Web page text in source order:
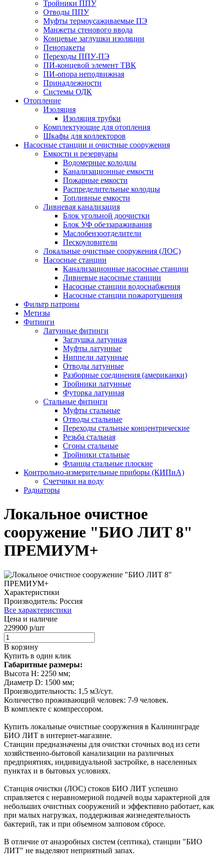
Тройники ППУ
Отводы ППУ
Муфты термоусаживаемые ПЭ
Манжеты стенового ввода
Концевые заглушки изоляции
Пенопакеты
Переходы ППУ-ПЭ
ПИ-концевой элемент ТВК
ПИ-опора неподвижная
Принадлежности
Системы ОДК
Отопление
Изоляция
Изоляция трубки
Комплектующие для отопления
Шкафы для коллекторов
Насосные станции и очистные сооружения
Емкости и резервуары
Водомерные колодцы
Канализационные емкости
Пожарные емкости
Распределительные колодцы
Топливные емкости
Ливневая канализация
Блок угольной доочистки
Блок УФ обеззараживания
Маслобензоотделители
Пескоуловители
Локальные очистные сооружения (ЛОС)
Насосные станции
Канализационные насосные станции
Ливневые насосные станции
Насосные станции водоснабжения
Насосные станции пожаротушения
Фильтр патроны
Метизы
Фитинги
Латунные фитинги
Заглушка латунная
Муфты латунные
Ниппели латунные
Отводы латунные
Разборные соединения (американки)
Тройники латунные
Футорка латунная
Стальные фитинги
Муфты стальные
Отводы стальные
Переходы стальные концентрические
Резьба стальная
Сгоны стальные
Тройники стальные
Фланцы стальные плоские
Контрольно-измерительные приборы (КИПиА)
Счетчики на воду
Радиаторы
Локальное очистное
сооружение "БИО ЛИТ 8"
ПРЕМИУМ+
Характеристики
Производитель: Россия
Все характеристики
Цена и наличие
229900 р/шт
В корзину
Купить в один клик
Габаритные размеры:
Высота H: 2250 мм;
Диаметр D: 1500 мм;
Производительность: 1,5 м3/сут.
Количество проживающий человек: 7-9 человек.
В комплекте с компрессором.
Купить локальные очистные сооружения в Калининграде
БИО ЛИТ в интернет-магазине.
Станции предназначены для очистки сточных вод из сети
хозяйственно-бытовой канализации на различных
предприятиях, индивидуальной застройке, в населенных
пунктах и в бытовых условиях.
Станция очистки (ЛОС) стоков БИО ЛИТ успешно
справляется с неравномерной подачей воды характерной для
небольших очистных сооружений и эффективно работает, как
при малых нагрузках, поддерживая жизнедеятельность
бактерий, так и при объемном залповом сбросе.
В отличие от анаэробных систем (септика), станции "БИО
ЛИТ" не выделяют неприятный запах.